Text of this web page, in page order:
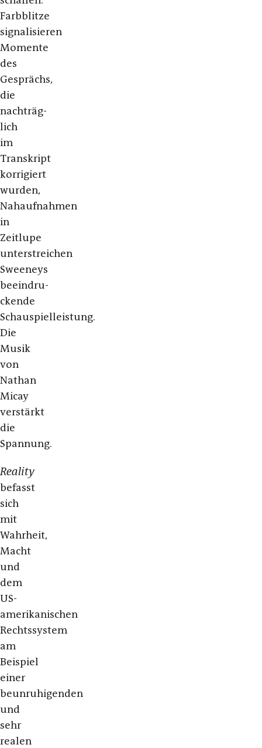
Farbblitze
signalisieren
Momente
des
Gesprächs,
die
nachträg-
lich
im
Transkript
korrigiert
wurden,
Nahaufnahmen
in
Zeitlupe
unterstreichen
Sweeneys
beeindru-
ckende
Schauspielleistung.
Die
Musik
von
Nathan
Micay
verstärkt
die
Spannung.
Reality
befasst
sich
mit
Wahrheit,
Macht
und
dem
US-
amerikanischen
Rechtssystem
am
Beispiel
einer
beunruhigenden
und
sehr
realen